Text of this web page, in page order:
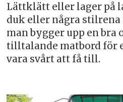
Lättklätt eller lager på
duk eller några
man bygger upp en bra
tilltalande matbord för
vara svårt att få till.